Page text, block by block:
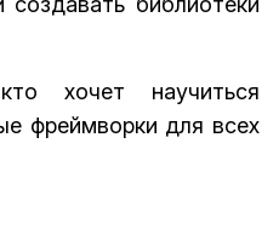
хочет научиться
фреймворки для всех